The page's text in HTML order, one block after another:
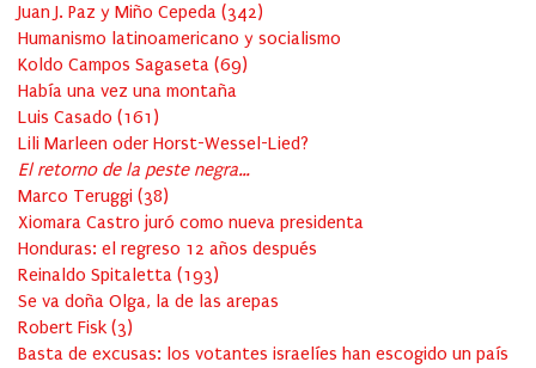
Juan J. Paz y Miño Cepeda (342)
Humanismo latinoamericano y socialismo
Koldo Campos Sagaseta (69)
Había una vez una montaña
Luis Casado (161 )
Lili Marleen oder Horst-Wessel-Lied?
El retorno de la peste negra…
Marco Teruggi (38)
Xiomara Castro juró como nueva presidenta
Honduras: el regreso 12 años después
Reinaldo Spitaletta (193)
Se va doña Olga, la de las arepas
Robert Fisk (3)
Basta de excusas: los votantes israelíes han escogido un país